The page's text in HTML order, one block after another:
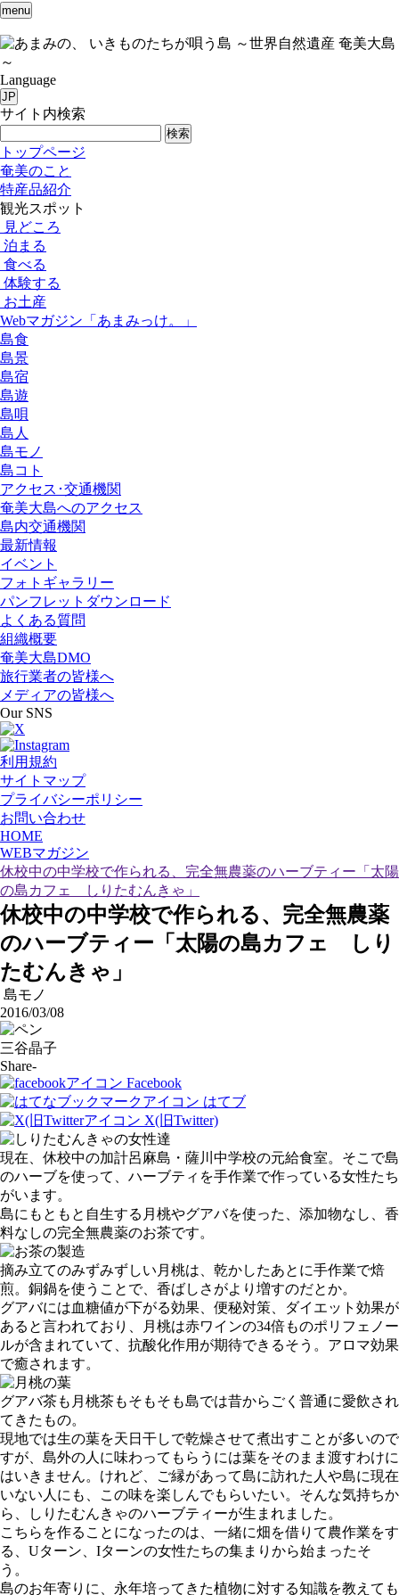
menu
いきものたちが唄う島 ～世界自然遺産 奄美大島
～
Language
JP
サイト内検索
検索
トップページ
奄美のこと
特産品紹介
観光スポット
見どころ
泊まる
食べる
体験する
お土産
Webマガジン「あまみっけ。」
島食
島景
島宿
島遊
島唄
島人
島モノ
島コト
アクセス･交通機関
奄美大島へのアクセス
島内交通機関
最新情報
イベント
フォトギャラリー
パンフレットダウンロード
よくある質問
組織概要
奄美大島DMO
旅行業者の皆様へ
メディアの皆様へ
Our SNS
利用規約
サイトマップ
プライバシーポリシー
お問い合わせ
HOME
WEBマガジン
休校中の中学校で作られる、完全無農薬のハーブティー「太陽
の島カフェ しりたむんきゃ」
休校中の中学校で作られる、完全無農薬
のハーブティー「太陽の島カフェ しり
たむんきゃ」
島モノ
2016/03/08
三谷晶子
Share-
Facebook
はてブ
X(旧Twitter)
現在、休校中の加計呂麻島・薩川中学校の元給食室。そこで島
のハーブを使って、ハーブティを手作業で作っている女性たち
がいます。
島にもともと自生する月桃やグアバを使った、添加物なし、香
料なしの完全無農薬のお茶です。
摘み立てのみずみずしい月桃は、乾かしたあとに手作業で焙
煎。銅鍋を使うことで、香ばしさがより増すのだとか。
グアバには血糖値が下がる効果、便秘対策、ダイエット効果が
あると言われており、月桃は赤ワインの34倍ものポリフェノー
ルが含まれていて、抗酸化作用が期待できるそう。アロマ効果
で癒されます。
グアバ茶も月桃茶もそもそも島では昔からごく普通に愛飲され
てきたもの。
現地では生の葉を天日干しで乾燥させて煮出すことが多いので
すが、島外の人に味わってもらうには葉をそのまま渡すわけに
はいきません。けれど、ご縁があって島に訪れた人や島に現在
いない人にも、この味を楽しんでもらいたい。そんな気持ちか
ら、しりたむんきゃのハーブティーが生まれました。
こちらを作ることになったのは、一緒に畑を借りて農作業をす
る、Uターン、Iターンの女性たちの集まりから始まったそ
う。
島のお年寄りに、永年培ってきた植物に対する知識を教えても